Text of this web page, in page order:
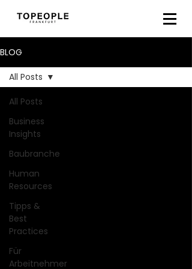
BLOG
All Posts
Business
Insights
Baubranche
Human
Resources
Tipps &
Best
Practices
Für
Arbeitnehmer
All Posts